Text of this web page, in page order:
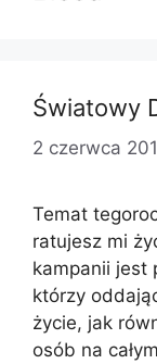
Światowy
2 czerwca
Temat
ratujesz mi
kampanii jest
którzy
życie, jak
osób na